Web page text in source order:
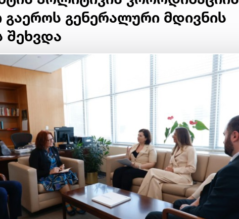
გაეროს გენერალური მდივნის
შეხვდა